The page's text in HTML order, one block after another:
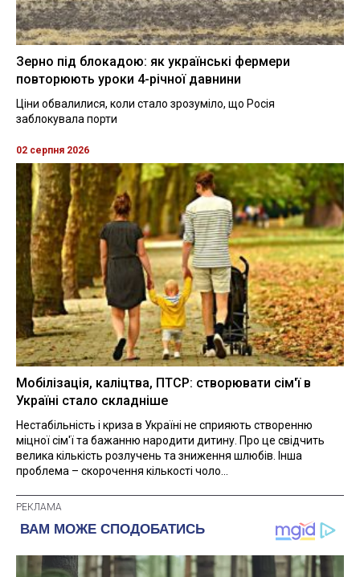
Зерно під блокадою: як українські фермери
повторюють уроки 4-річної давнини
Ціни обвалилися, коли стало зрозуміло, що Росія
заблокувала порти
02 серпня 2026
Мобілізація, каліцтва, ПТСР: створювати сім'ї в
Україні стало складніше
Нестабільність і криза в Україні не сприяють створенню
міцної сім'ї та бажанню народити дитину. Про це свідчить
велика кількість розлучень та зниження шлюбів. Інша
проблема – скорочення кількості чоло...